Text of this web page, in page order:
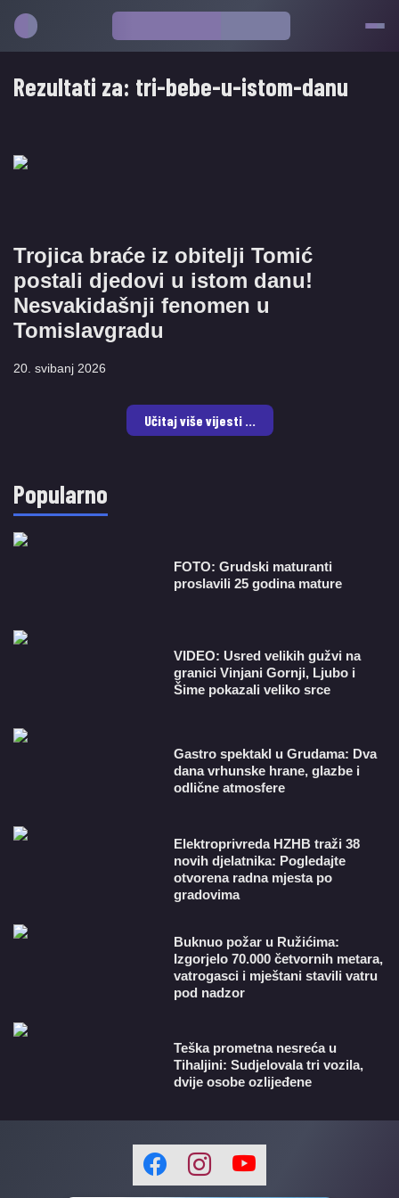
Rezultati za: tri-bebe-u-istom-danu
Trojica braće iz obitelji Tomić
postali djedovi u istom danu!
Nesvakidašnji fenomen u
Tomislavgradu
20. svibanj 2026
Učitaj više vijesti ...
Popularno
FOTO: Grudski maturanti
proslavili 25 godina mature
VIDEO: Usred velikih gužvi na
granici Vinjani Gornji, Ljubo i
Šime pokazali veliko srce
Gastro spektakl u Grudama: Dva
dana vrhunske hrane, glazbe i
odlične atmosfere
​Elektroprivreda HZHB traži 38
novih djelatnika: Pogledajte
otvorena radna mjesta po
gradovima
Buknuo požar u Ružićima:
Izgorjelo 70.000 četvornih metara,
vatrogasci i mještani stavili vatru
pod nadzor
Teška prometna nesreća u
Tihaljini: Sudjelovala tri vozila,
dvije osobe ozlijeđene